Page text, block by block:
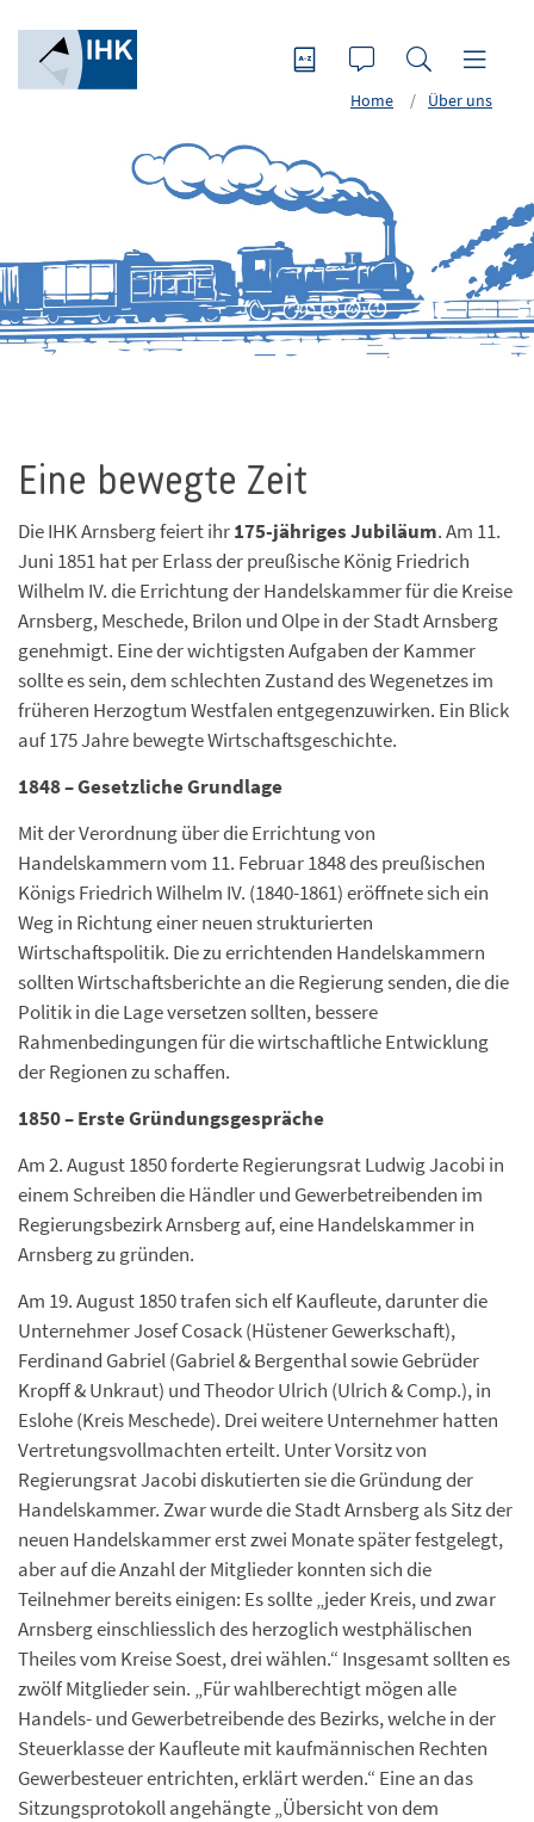
Home Über uns
Eine bewegte Zeit
Die IHK Arnsberg feiert ihr175-jähriges Jubiläum. Am 11.
Juni 1851 hat per Erlass der preußische König Friedrich
Wilhelm IV. die Errichtung der Handelskammer für die Kreise
Arnsberg, Meschede, Brilon und Olpe in der Stadt Arnsberg
genehmigt. Eine der wichtigsten Aufgaben der Kammer
sollte es sein, dem schlechten Zustand des Wegenetzes im
früheren Herzogtum Westfalen entgegenzuwirken. Ein Blick
auf 175 Jahre bewegte Wirtschaftsgeschichte.
1848 – Gesetzliche Grundlage
Mit der Verordnung über die Errichtung von
Handelskammern vom 11. Februar 1848 des preußischen
Königs Friedrich Wilhelm IV. (1840-1861) eröffnete sich ein
Weg in Richtung einer neuen strukturierten
Wirtschaftspolitik. Die zu errichtenden Handelskammern
sollten Wirtschaftsberichte an die Regierung senden, die die
Politik in die Lage versetzen sollten, bessere
Rahmenbedingungen für die wirtschaftliche Entwicklung
der Regionen zu schaffen.
1850 – Erste Gründungsgespräche
Am 2. August 1850 forderte Regierungsrat Ludwig Jacobi in
einem Schreiben die Händler und Gewerbetreibenden im
Regierungsbezirk Arnsberg auf, eine Handelskammer in
Arnsberg zu gründen.
Am 19. August 1850 trafen sich elf Kaufleute, darunter die
Unternehmer Josef Cosack (Hüstener Gewerkschaft),
Ferdinand Gabriel (Gabriel & Bergenthal sowie Gebrüder
Kropff & Unkraut) und Theodor Ulrich (Ulrich & Comp.), in
Eslohe (Kreis Meschede). Drei weitere Unternehmer hatten
Vertretungsvollmachten erteilt. Unter Vorsitz von
Regierungsrat Jacobi diskutierten sie die Gründung der
Handelskammer. Zwar wurde die Stadt Arnsberg als Sitz der
neuen Handelskammer erst zwei Monate später festgelegt,
aber auf die Anzahl der Mitglieder konnten sich die
Teilnehmer bereits einigen: Es sollte „jeder Kreis, und zwar
Arnsberg einschliesslich des herzoglich westphälischen
Theiles vom Kreise Soest, drei wählen.“ Insgesamt sollten es
zwölf Mitglieder sein. „Für wahlberechtigt mögen alle
Handels- und Gewerbetreibende des Bezirks, welche in der
Steuerklasse der Kaufleute mit kaufmännischen Rechten
Gewerbesteuer entrichten, erklärt werden.“ Eine an das
Sitzungsprotokoll angehängte „Übersicht von dem